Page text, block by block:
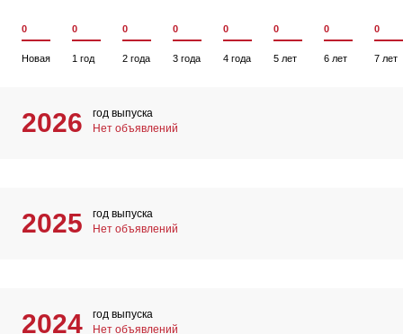
0
Новая
0
1 год
0
2 года
0
3 года
0
4 года
0
5 лет
0
6 лет
0
7 лет
2026
год выпуска
Нет объявлений
2025
год выпуска
Нет объявлений
2024
год выпуска
Нет объявлений